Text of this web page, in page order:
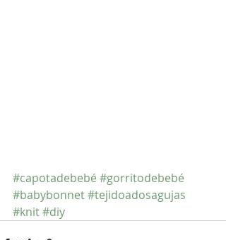
#capotadebebé #gorritodebebé
#babybonnet#tejidoadosagujas
#knit#diy